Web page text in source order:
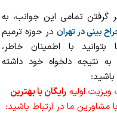
۲۴، با در نظر گرفتن تمامی این جوانب، به
بینی در تهران در حوزه ترمیم
با اطمینان خاطر،
به نتیجه دلخواه خود داشته
باشید:
اولیهرایگان با بهترین
مشاورین ما در ارتباط باشید: